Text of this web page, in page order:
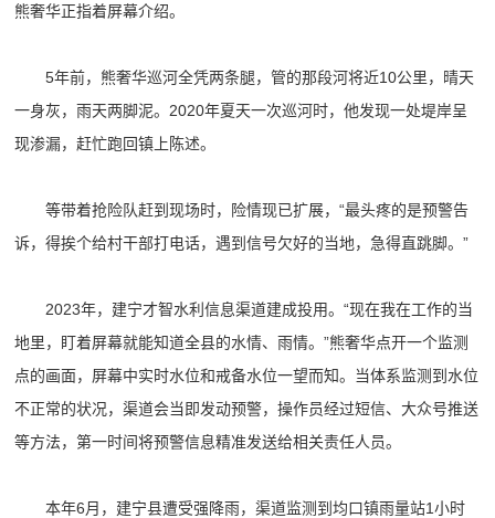
熊奢华正指着屏幕介绍。
5年前，熊奢华巡河全凭两条腿，管的那段河将近10公里，晴天
一身灰，雨天两脚泥。2020年夏天一次巡河时，他发现一处堤岸呈
现渗漏，赶忙跑回镇上陈述。
等带着抢险队赶到现场时，险情现已扩展，“最头疼的是预警告
诉，得挨个给村干部打电话，遇到信号欠好的当地，急得直跳脚。”
2023年，建宁才智水利信息渠道建成投用。“现在我在工作的当
地里，盯着屏幕就能知道全县的水情、雨情。”熊奢华点开一个监测
点的画面，屏幕中实时水位和戒备水位一望而知。当体系监测到水位
不正常的状况，渠道会当即发动预警，操作员经过短信、大众号推送
等方法，第一时间将预警信息精准发送给相关责任人员。
本年6月，建宁县遭受强降雨，渠道监测到均口镇雨量站1小时